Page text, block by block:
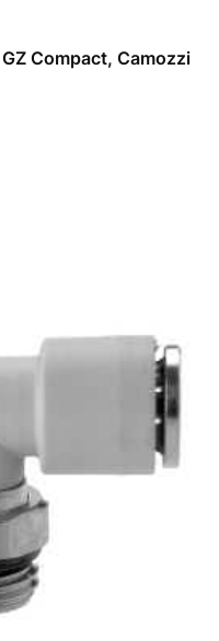
Compact, Camozzi